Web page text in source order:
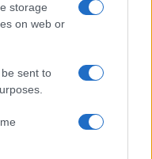
storage
on web or
sent to
: “Agostino
consulente del
il ministro
che in
gli studenti
come spiega in